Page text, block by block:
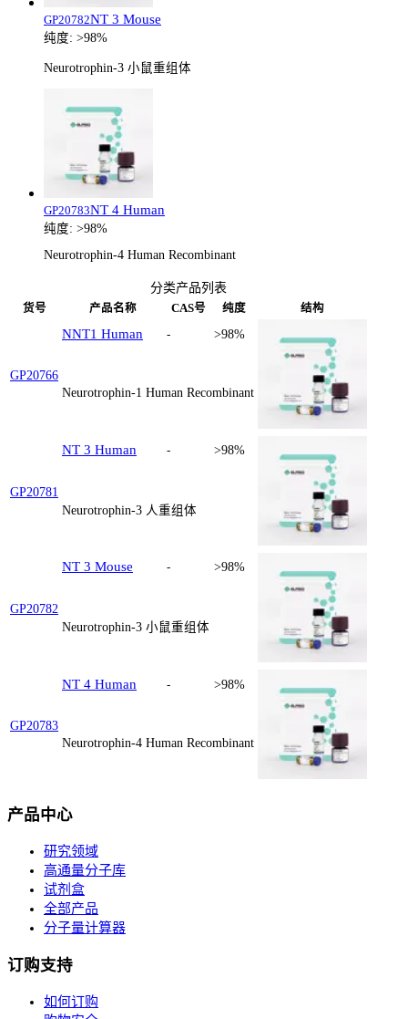
GP20782NT 3 Mouse
纯度: >98%
Neurotrophin-3 小鼠重组体
GP20783NT 4 Human
纯度: >98%
Neurotrophin-4 Human Recombinant
分类产品列表
货号 产品名称 CAS号 纯度 结构
GP20766
NNT1 Human - >98%
Neurotrophin-1 Human Recombinant
GP20781
NT 3 Human - >98%
Neurotrophin-3 人重组体
GP20782
NT 3 Mouse - >98%
Neurotrophin-3 小鼠重组体
GP20783
NT 4 Human - >98%
Neurotrophin-4 Human Recombinant
产品中心
研究领域
高通量分子库
试剂盒
全部产品
分子量计算器
订购支持
如何订购